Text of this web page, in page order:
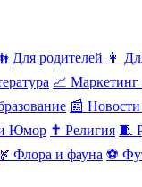
Для родителей 👩
📈 Маркетинг
📰
и Юмор ✝️ Религия 🧵
Флора и фауна ⚽